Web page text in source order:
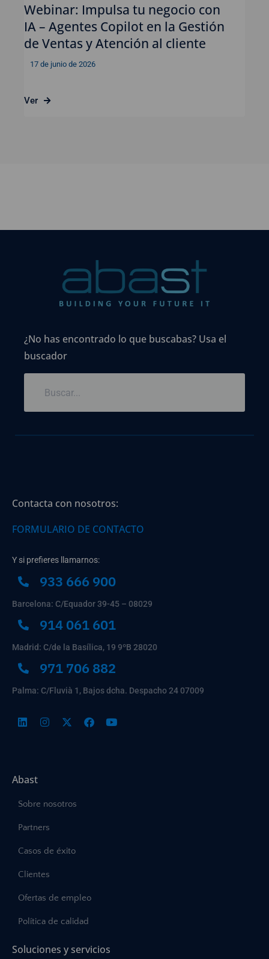
Webinar: Impulsa tu negocio con
IA – Agentes Copilot en la Gestión
de Ventas y Atención al cliente
17 de junio de 2026
Ver
¿No has encontrado lo que buscabas? Usa el
buscador
Contacta con nosotros:
FORMULARIO DE CONTACTO
Y si prefieres llamarnos:
933 666 900
Barcelona: C/Equador 39-45 – 08029
914 061 601
Madrid: C/de la Basílica, 19 9ºB 28020
971 706 882
Palma: C/Fluvià 1, Bajos dcha. Despacho 24 07009
Abast
Sobre nosotros
Partners
Casos de éxito
Clientes
Ofertas de empleo
Política de calidad
Soluciones y servicios